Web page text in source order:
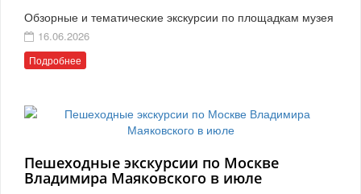
Обзорные и тематические экскурсии по площадкам музея
16.06.2026
Подробнее
Пешеходные экскурсии по Москве
Владимира Маяковского в июле